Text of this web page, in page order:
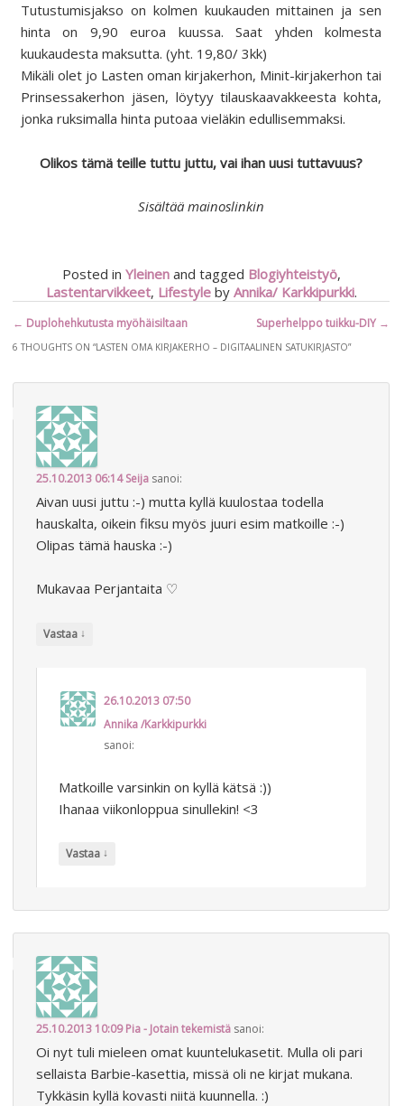
Tutustumisjakso on kolmen kuukauden mittainen ja sen
hinta on 9,90 euroa kuussa. Saat yhden kolmesta
kuukaudesta maksutta. (yht. 19,80/ 3kk)
Mikäli olet jo Lasten oman kirjakerhon, Minit-kirjakerhon tai
Prinsessakerhon jäsen, löytyy tilauskaavakkeesta kohta,
jonka ruksimalla hinta putoaa vieläkin edullisemmaksi.
Olikos tämä teille tuttu juttu, vai ihan uusi tuttavuus?
Sisältää mainoslinkin
Posted in Yleinenand tagged Blogiyhteistyö,
Lastentarvikkeet, Lifestyleby Annika/ Karkkipurkki.
Artikkelien
selaus
← Duplohehkutusta myöhäisiltaan Superhelppo tuikku-DIY →
6 THOUGHTS ON “LASTEN OMA KIRJAKERHO – DIGITAALINEN SATUKIRJASTO”
25.10.2013 06:14 Seija sanoi:
Aivan uusi juttu :-) mutta kyllä kuulostaa todella
hauskalta, oikein fiksu myös juuri esim matkoille :-)
Olipas tämä hauska :-)
Mukavaa Perjantaita ♡
Vastaa ↓
26.10.2013 07:50
Annika /Karkkipurkki
sanoi:
Matkoille varsinkin on kyllä kätsä :))
Ihanaa viikonloppua sinullekin! <3
Vastaa ↓
25.10.2013 10:09 Pia - Jotain tekemistä sanoi:
Oi nyt tuli mieleen omat kuuntelukasetit. Mulla oli pari
sellaista Barbie-kasettia, missä oli ne kirjat mukana.
Tykkäsin kyllä kovasti niitä kuunnella. :)